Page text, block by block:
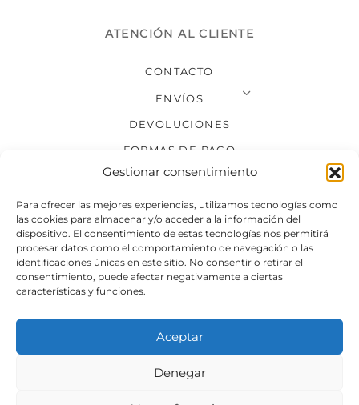
Gestionar consentimiento
Para ofrecer las mejores experiencias, utilizamos tecnologías como
las cookies para almacenar y/o acceder a la información del
dispositivo. El consentimiento de estas tecnologías nos permitirá
procesar datos como el comportamiento de navegación o las
identificaciones únicas en este sitio. No consentir o retirar el
consentimiento, puede afectar negativamente a ciertas
características y funciones.
Aceptar
Denegar
ATENCIÓN AL CLIENTE
CONTACTO
ENVÍOS
DEVOLUCIONES
FORMAS DE PAGO
SÍGUENOS